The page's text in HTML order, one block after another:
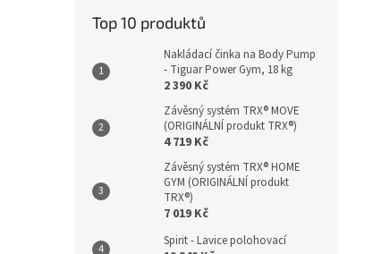
Top 10 produktů
Nakládací činka na Body Pump
- Tiguar Power Gym, 18 kg
2 390 Kč
Závěsný systém TRX® MOVE
(ORIGINÁLNÍ produkt TRX®)
4 719 Kč
Závěsný systém TRX® HOME
GYM (ORIGINÁLNÍ produkt
TRX®)
7 019 Kč
Spirit - Lavice polohovací